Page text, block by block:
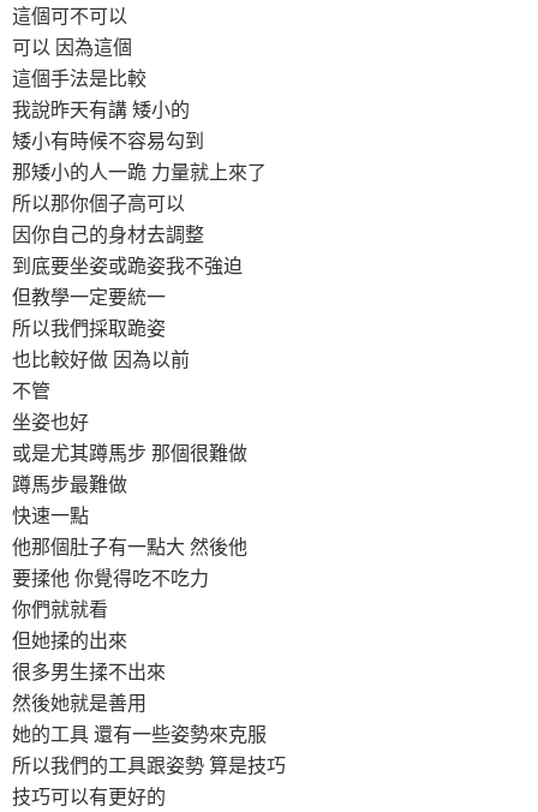
這個可不可以
可以 因為這個
這個手法是比較
我說昨天有講 矮小的
矮小有時候不容易勾到
那矮小的人一跪 力量就上來了
所以那你個子高可以
因你自己的身材去調整
到底要坐姿或跪姿我不強迫
但教學一定要統一
所以我們採取跪姿
也比較好做 因為以前
不管
坐姿也好
或是尤其蹲馬步 那個很難做
蹲馬步最難做
快速一點
他那個肚子有一點大 然後他
要揉他 你覺得吃不吃力
你們就就看
但她揉的出來
很多男生揉不出來
然後她就是善用
她的工具 還有一些姿勢來克服
所以我們的工具跟姿勢 算是技巧
技巧可以有更好的